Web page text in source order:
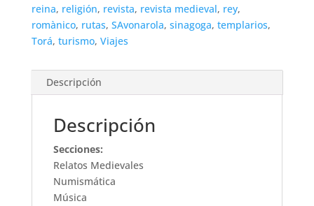
reina, religión, revista, revista medieval, rey,
romànico, rutas, SAvonarola, sinagoga, templarios,
Torá, turismo, Viajes
Descripción
Descripción
Secciones:
Relatos Medievales
Numismática
Música